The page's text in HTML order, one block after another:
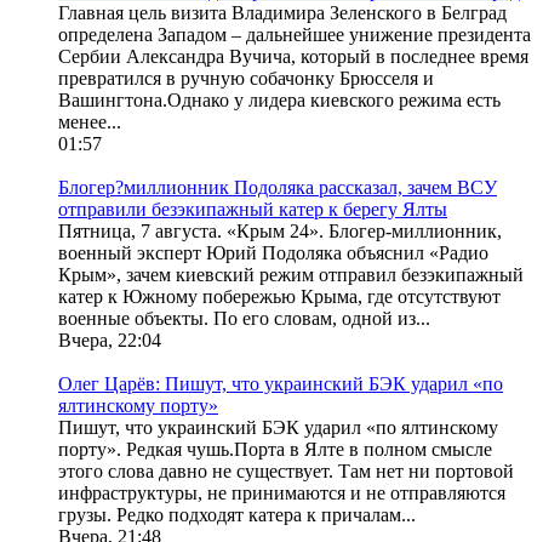
Главная цель визита Владимира Зеленского в Белград
определена Западом – дальнейшее унижение президента
Сербии Александра Вучича, который в последнее время
превратился в ручную собачонку Брюсселя и
Вашингтона.Однако у лидера киевского режима есть
менее...
01:57
Блогер?миллионник Подоляка рассказал, зачем ВСУ
отправили безэкипажный катер к берегу Ялты
Пятница, 7 августа. «Крым 24». Блогер-миллионник,
военный эксперт Юрий Подоляка объяснил «Радио
Крым», зачем киевский режим отправил безэкипажный
катер к Южному побережью Крыма, где отсутствуют
военные объекты. По его словам, одной из...
Вчера, 22:04
Олег Царёв: Пишут, что украинский БЭК ударил «по
ялтинскому порту»
Пишут, что украинский БЭК ударил «по ялтинскому
порту». Редкая чушь.Порта в Ялте в полном смысле
этого слова давно не существует. Там нет ни портовой
инфраструктуры, не принимаются и не отправляются
грузы. Редко подходят катера к причалам...
Вчера, 21:48